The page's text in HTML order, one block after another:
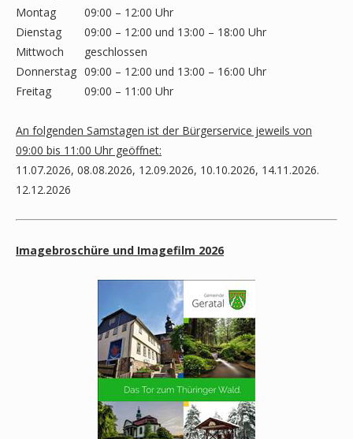
Montag
09:00 – 12:00 Uhr
Dienstag
09:00 – 12:00 und 13:00 – 18:00 Uhr
Mittwoch
geschlossen
Donnerstag 09:00 – 12:00 und 13:00 – 16:00 Uhr
Freitag
09:00 – 11:00 Uhr
An folgenden Samstagen ist der Bürgerservice jeweils von
09:00 bis 11:00 Uhr geöffnet:
11.07.2026, 08.08.2026, 12.09.2026, 10.10.2026, 14.11.2026.
12.12.2026
Imagebroschüre und Imagefilm 2026